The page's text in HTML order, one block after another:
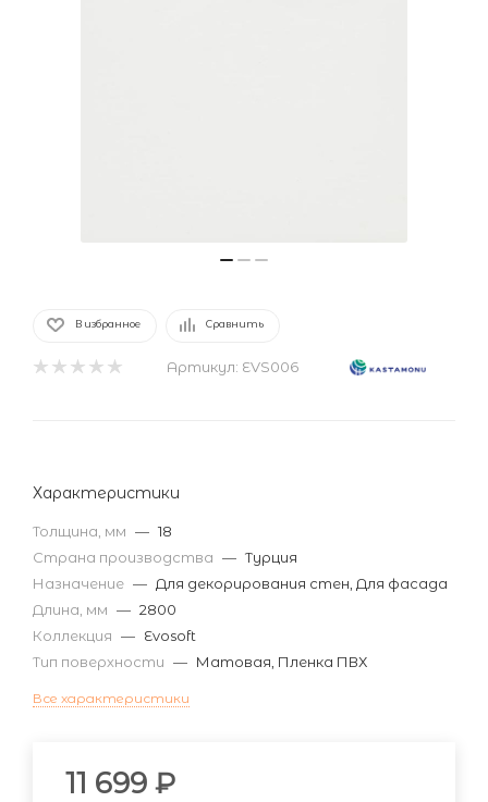
В избранное Сравнить
Артикул: EVS006
Характеристики
Толщина, мм — 18
Страна производства — Турция
Назначение — Для декорирования стен, Для фасада
Длина, мм — 2800
Коллекция — Evosoft
Тип поверхности — Матовая, Пленка ПВХ
Все характеристики
11 699 ₽